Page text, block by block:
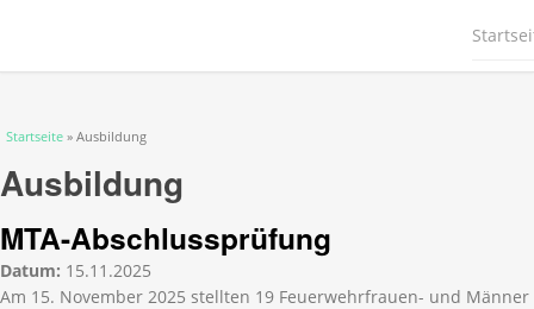
Sie sind hier
Startseite » Ausbildung
Ausbildung
MTA-Abschlussprüfung
Datum: 15.11.2025
Am 15. November 2025 stellten 19 Feuerwehrfrauen- und